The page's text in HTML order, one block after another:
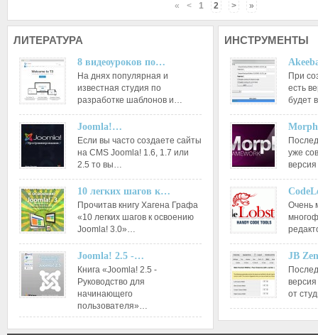
« < 1 2 > »
ЛИТЕРАТУРА
8 видеоуроков по…
На днях популярная и
известная студия по
разработке шаблонов и…
Joomla!…
Если вы часто создаете сайты
на CMS Joomla! 1.6, 1.7 или
2.5 то вы…
10 легких шагов к…
Прочитав книгу Хагена Графа
«10 легких шагов к освоению
Joomla! 3.0»…
Joomla! 2.5 -…
Книга «Joomla! 2.5 -
Руководство для
начинающего
пользователя»…
ИНСТРУМЕНТЫ
При
есть
будет
уже
Очень
JB
от